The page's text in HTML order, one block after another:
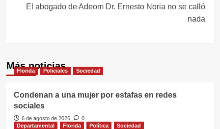
El abogado de Adeom Dr. Ernesto Noria no se calló
nada
Más noticias
Florida Policiales Sociedad
Condenan a una mujer por estafas en redes
sociales
6 de agosto de 2026
0
Departamental
Florida Política Sociedad